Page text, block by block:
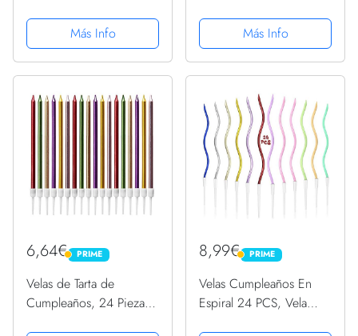
cumpleaños velas largas
para cupcakes para
decoración de fiesta de
(Plata)
Más Info
(32500) Más Info
6,64€ PRIME
PRIME
Velas de Tarta de
Cumpleaños, 24 Piezas
8,99€ PRIME
PRIME
Velas Cumpleaños En
Espiral 24 PCS, Vela